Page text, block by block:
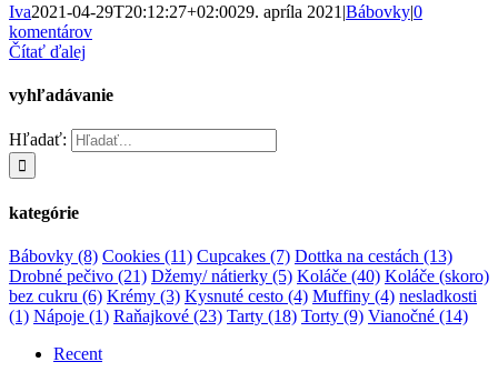
Iva2021-04-29T20:12:27+02:0029. apríla 2021 |Bábovky|0
komentárov
Čítať ďalej
vyhľadávanie
Hľadať:
kategórie
Bábovky (8) Cookies (11) Cupcakes (7) Dottka na cestách (13)
Drobné pečivo (21) Džemy/ nátierky (5) Koláče (40) Koláče (skoro)
bez cukru (6) Krémy (3) Kysnuté cesto (4) Muffiny (4) nesladkosti
(1) Nápoje (1) Raňajkové (23) Tarty (18) Torty (9) Vianočné (14)
Recent